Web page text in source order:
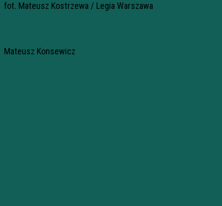
fot. Mateusz Kostrzewa / Legia Warszawa
Mateusz Konsewicz